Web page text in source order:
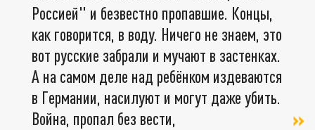
Россией" и безвестно пропавшие. Концы,
как говорится, в воду. Ничего не знаем, это
вот русские забрали и мучают в застенках.
А на самом деле над ребёнком издеваются
в Германии, насилуют и могут даже убить.
Война, пропал без вести,